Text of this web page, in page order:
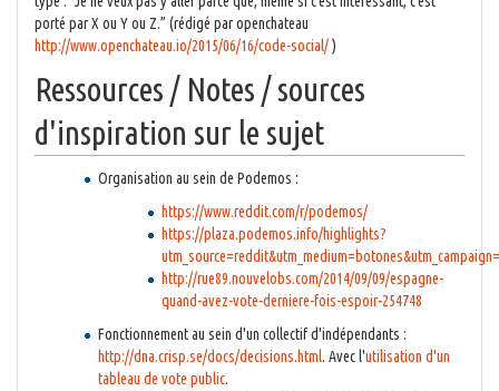
porté par X ou Y ou Z.” (rédigé par openchateau
http://www.openchateau.io/2015/06/16/code-social/)
Ressources / Notes / sources
d'inspiration sur le sujet
Organisation au sein de Podemos :
https://www.reddit.com/r/podemos/
https://plaza.podemos.info/highlights?
http://rue89.nouvelobs.com/2014/09/09/espagne-
quand-avez-vote-derniere-fois-espoir-254748
Fonctionnement au sein d'un collectif d'indépendants :
http://dna.crisp.se/docs/decisions.html. Avec l'utilisation d'un
tableau de vote public.